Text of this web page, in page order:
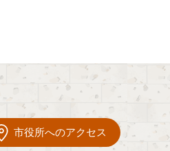
市役所へのアクセス